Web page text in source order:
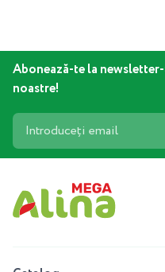
Abonează-te la
noastre!